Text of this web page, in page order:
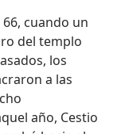
cuando un
del templo
los
a las
año, Cestio